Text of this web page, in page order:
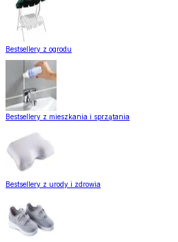
Bestsellery z ogrodu
Bestsellery z mieszkania i sprzątania
Bestsellery z urody i zdrowia